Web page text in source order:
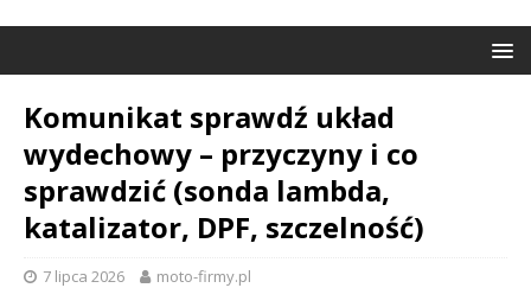
Komunikat sprawdź układ
wydechowy – przyczyny i co
sprawdzić (sonda lambda,
katalizator, DPF, szczelność)
7 lipca 2026 moto-firmy.pl